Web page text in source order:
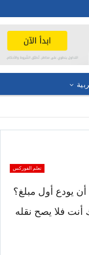
تعلم الفوركس
يودع أول مبلغ؟
أنت فلا يصح نقله